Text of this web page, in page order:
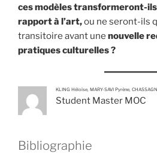
ces modèles transformeront-
rapport à l’art,ou ne seront-ils
transitoire avant une nouvelle
pratiques culturelles ?
KLING Héloïse, MARY-SAVI Pyrène,
Student Master MOC
Bibliographie